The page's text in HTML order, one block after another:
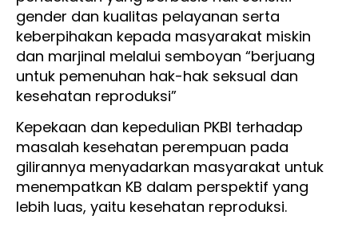
gender dan kualitas pelayanan serta
keberpihakan kepada masyarakat miskin
dan marjinal melalui semboyan “berjuang
untuk pemenuhan hak-hak seksual dan
kesehatan reproduksi”
Kepekaan dan kepedulian PKBI terhadap
masalah kesehatan perempuan pada
gilirannya menyadarkan masyarakat untuk
menempatkan KB dalam perspektif yang
lebih luas, yaitu kesehatan reproduksi.